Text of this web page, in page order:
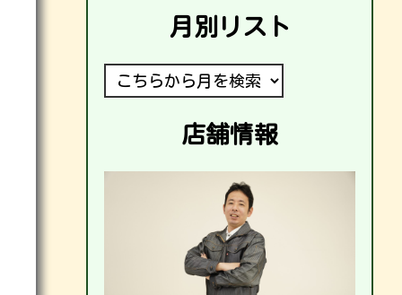
月別リスト
店舗情報